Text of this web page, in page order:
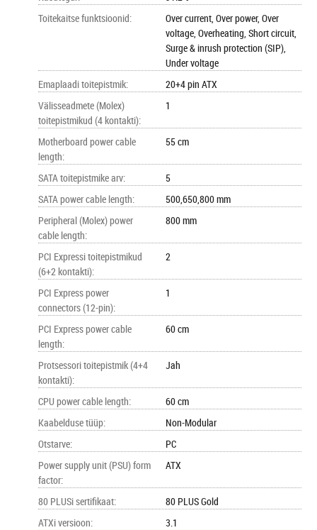
Toitekaitse funktsioonid:
Over current, Over power, Over
voltage, Overheating, Short circuit,
Surge & inrush protection (SIP),
Under voltage
Emaplaadi toitepistmik:
20+4 pin ATX
Välisseadmete (Molex)
toitepistmikud (4 kontakti):
1
Motherboard power cable
length:
55 cm
SATA toitepistmike arv:
5
SATA power cable length:
500,650,800 mm
Peripheral (Molex) power
cable length:
800 mm
PCI Expressi toitepistmikud
(6+2 kontakti):
2
PCI Express power
connectors (12-pin):
1
PCI Express power cable
length:
60 cm
Protsessori toitepistmik (4+4
kontakti):
Jah
CPU power cable length:
60 cm
Kaabelduse tüüp:
Non-Modular
Otstarve:
PC
Power supply unit (PSU) form
factor:
ATX
80 PLUSi sertifikaat:
80 PLUS Gold
ATXi versioon:
3.1